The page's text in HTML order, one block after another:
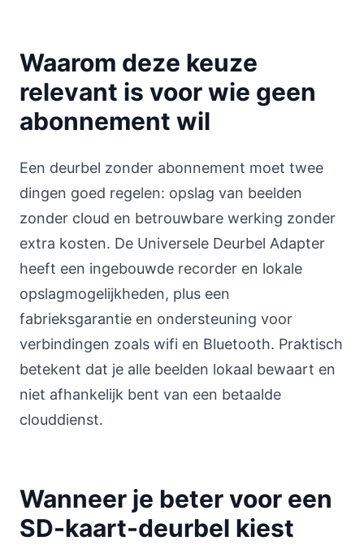
Waarom deze keuze
relevant is voor wie geen
abonnement wil
Een deurbel zonder abonnement moet twee
dingen goed regelen: opslag van beelden
zonder cloud en betrouwbare werking zonder
extra kosten. De Universele Deurbel Adapter
heeft een ingebouwde recorder en lokale
opslagmogelijkheden, plus een
fabrieksgarantie en ondersteuning voor
verbindingen zoals wifi en Bluetooth. Praktisch
betekent dat je alle beelden lokaal bewaart en
niet afhankelijk bent van een betaalde
clouddienst.
Wanneer je beter voor een
SD-kaart-deurbel kiest